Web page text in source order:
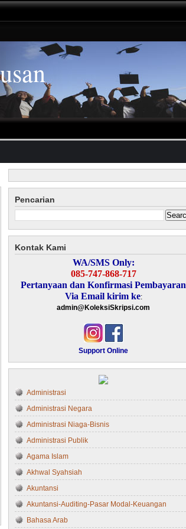
Pencarian
Kontak Kami
WA/SMS Only:
085-747-868-717
Pertanyaan dan Konfirmasi Pembayaran
Via Email kirim ke:
admin@KoleksiSkripsi.com
Support Online
Administrasi
Administrasi Negara
Administrasi Niaga-Bisnis
Administrasi Publik
Agama Islam
Akhwal Syahsiah
Akuntansi
Akuntansi-Auditing-Pasar Modal-Keuangan
Bahasa Arab